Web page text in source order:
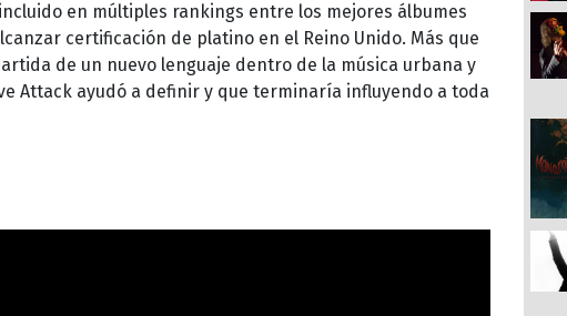
en múltiples rankings entre los mejores álbumes
certificación de platino en el Reino Unido. Más que
de un nuevo lenguaje dentro de la música urbana y
Attack ayudó a definir y que terminaría influyendo a toda